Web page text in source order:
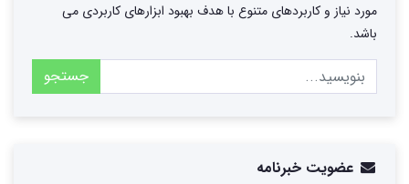
مورد نیاز و کاربردهای متنوع با هدف بهبود ابزارهای کاربردی می
باشد.
جستجو
عضویت خبرنامه